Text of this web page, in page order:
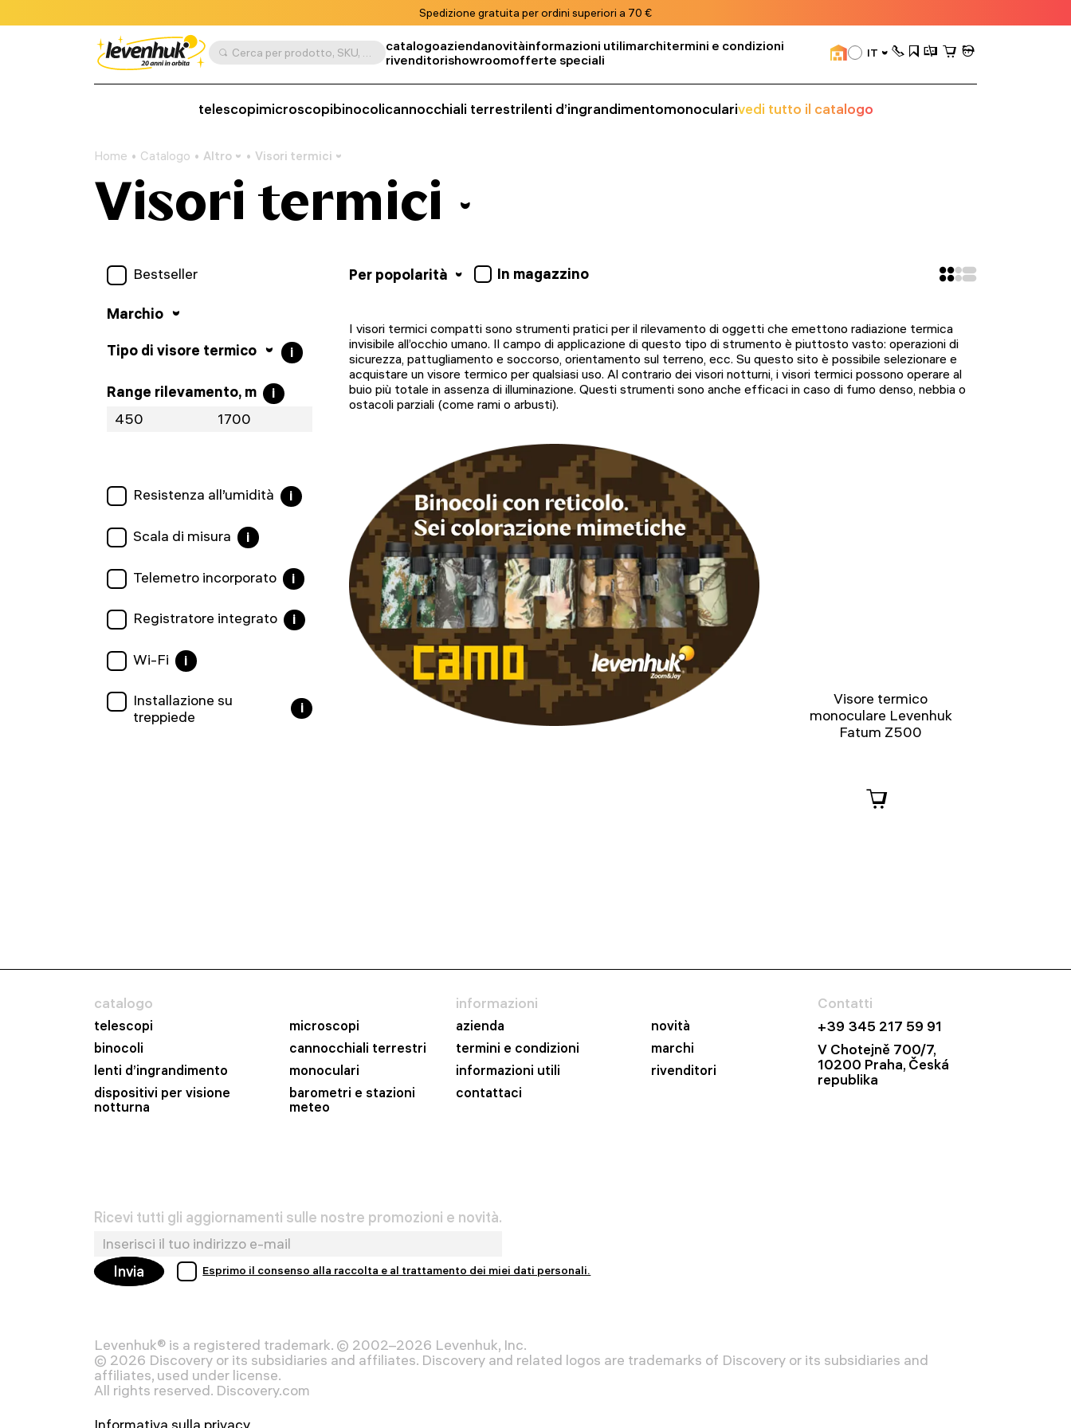
Spedizione gratuita per ordini superiori a 70 €
Cerca per prodotto, SKU, categoria, ecc. catalogoaziendanovitàinformazioni utilimarchitermini e condizioni
rivenditorishowroomofferte speciali IT
telescopimicroscopibinocolicannocchiali terrestrilenti d’ingrandimentomonocularivedi tutto il catalogo
Home Catalogo Altro Visori termici
Visori termici
Bestseller
Marchio
Tipo di visore termico
i
Range rilevamento, m i
Resistenza all’umidità i
Scala di misura i
Telemetro incorporato i
Registratore integrato i
Wi-Fi i
Installazione su
treppiede
i
Per popolarità In magazzino
I visori termici compatti sono strumenti pratici per il rilevamento di oggetti che emettono radiazione termica
invisibile all’occhio umano. Il campo di applicazione di questo tipo di strumento è piuttosto vasto: operazioni di
sicurezza, pattugliamento e soccorso, orientamento sul terreno, ecc. Su questo sito è possibile selezionare e
acquistare un visore termico per qualsiasi uso. Al contrario dei visori notturni, i visori termici possono operare al
buio più totale in assenza di illuminazione. Questi strumenti sono anche efficaci in caso di fumo denso, nebbia o
ostacoli parziali (come rami o arbusti).
Visore termico
monoculare Levenhuk
Fatum Z500
catalogo
telescopi
microscopi
binocoli
cannocchiali terrestri
lenti d’ingrandimento
monoculari
dispositivi per visione
notturna
barometri e stazioni
meteo
informazioni
azienda
novità
termini e condizioni
marchi
informazioni utili
rivenditori
contattaci
Contatti
+39 345 217 59 91
V Chotejně 700/7,
10200 Praha, Česká
republika
Ricevi tutti gli aggiornamenti sulle nostre promozioni e novità.
Invia Esprimo il consenso alla raccolta e al trattamento dei miei dati personali.
Levenhuk® is a registered trademark. © 2002–2026 Levenhuk, Inc.
© 2026 Discovery or its subsidiaries and affiliates. Discovery and related logos are trademarks of Discovery or its subsidiaries and
affiliates, used under license.
All rights reserved. Discovery.com
Informativa sulla privacy